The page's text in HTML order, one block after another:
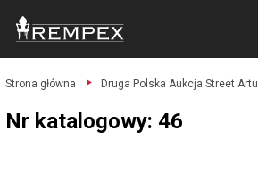
Strona główna Druga Polska Aukcja Street Artu
Nr katalogowy: 46